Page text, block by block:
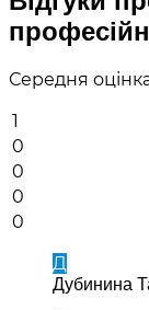
Середня
1
0
0
0
0
Д
Дубинина